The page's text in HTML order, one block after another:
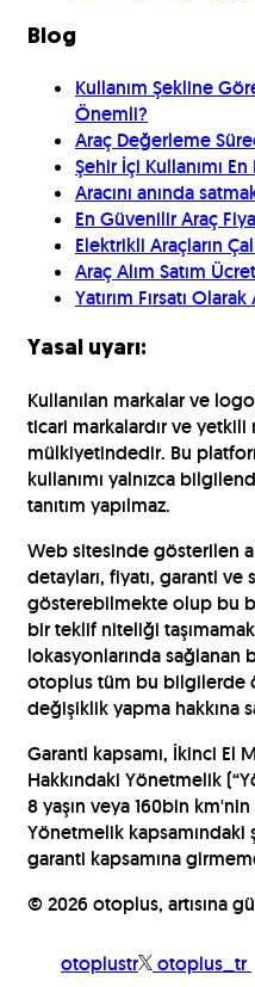
Blog
Kullanım Şekline
Önemli?
Araç Değerleme
Şehir İçi Kullanımı
Aracını anında
En Güvenilir Araç
Elektrikli Araçların
Araç Alım Satım
Yatırım Fırsatı
Yasal uyarı:
Kullanılan markalar ve
ticari markalardır ve yetkili
mülkiyetindedir. Bu
kullanımı yalnızca
tanıtım yapılmaz.
Web sitesinde gösterilen
detayları, fiyatı, garanti
gösterebilmekte olup bu
bir teklif niteliği
lokasyonlarında
otoplus tüm bu bilgilerde
değişiklik yapma hakkına
Garanti kapsamı, İkinci El
Hakkındaki Yönetmelik
8 yaşın veya 160bin
Yönetmelik kapsamındaki
garanti kapsamına
© 2026 otoplus, artısına
otoplustr otoplus_tr